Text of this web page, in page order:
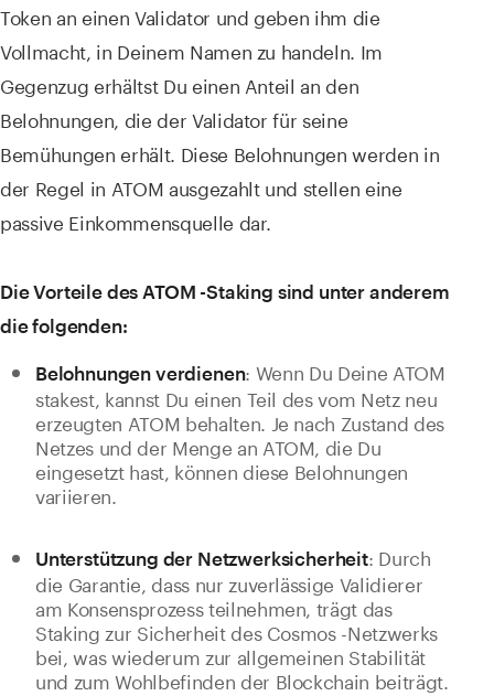
Token an einen Validator und geben ihm die
Vollmacht, in Deinem Namen zu handeln. Im
Gegenzug erhältst Du einen Anteil an den
Belohnungen, die der Validator für seine
Bemühungen erhält. Diese Belohnungen werden in
der Regel in ATOM ausgezahlt und stellen eine
passive Einkommensquelle dar.
Die Vorteile des ATOM -Staking sind unter anderem
die folgenden:
Belohnungen verdienen: Wenn Du Deine ATOM
stakest, kannst Du einen Teil des vom Netz neu
erzeugten ATOM behalten. Je nach Zustand des
Netzes und der Menge an ATOM, die Du
eingesetzt hast, können diese Belohnungen
variieren.
Unterstützung der Netzwerksicherheit: Durch
die Garantie, dass nur zuverlässige Validierer
am Konsensprozess teilnehmen, trägt das
Staking zur Sicherheit des Cosmos -Netzwerks
bei, was wiederum zur allgemeinen Stabilität
und zum Wohlbefinden der Blockchain beiträgt.